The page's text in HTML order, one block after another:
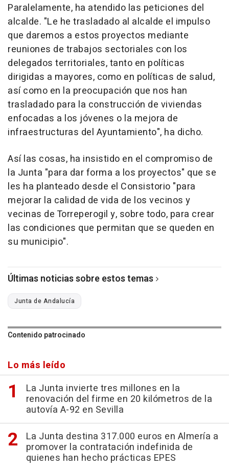
Paralelamente, ha atendido las peticiones del
alcalde. "Le he trasladado al alcalde el impulso
que daremos a estos proyectos mediante
reuniones de trabajos sectoriales con los
delegados territoriales, tanto en políticas
dirigidas a mayores, como en políticas de salud,
así como en la preocupación que nos han
trasladado para la construcción de viviendas
enfocadas a los jóvenes o la mejora de
infraestructuras del Ayuntamiento", ha dicho.
Así las cosas, ha insistido en el compromiso de
la Junta "para dar forma a los proyectos" que se
les ha planteado desde el Consistorio "para
mejorar la calidad de vida de los vecinos y
vecinas de Torreperogil y, sobre todo, para crear
las condiciones que permitan que se queden en
su municipio".
Últimas noticias sobre estos temas
Junta de Andalucía
Contenido patrocinado
Lo más leído
La Junta invierte tres millones en la
renovación del firme en 20 kilómetros de la
autovía A-92 en Sevilla
La Junta destina 317.000 euros en Almería a
promover la contratación indefinida de
quienes han hecho prácticas EPES